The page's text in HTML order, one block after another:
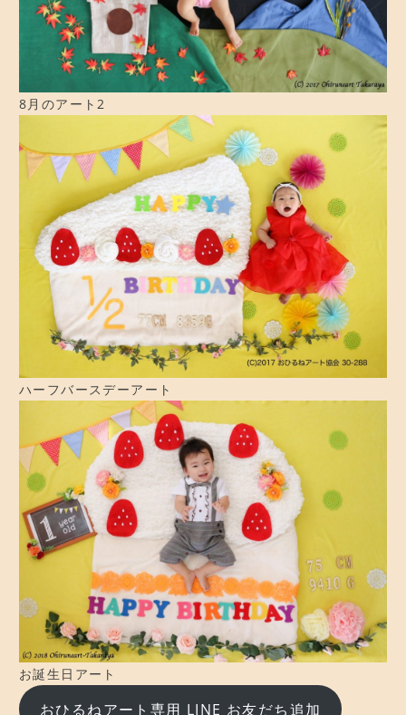
8月のアート2
ハーフバースデーアート
お誕生日アート
おひるねアート専用 LINE お友だち追加